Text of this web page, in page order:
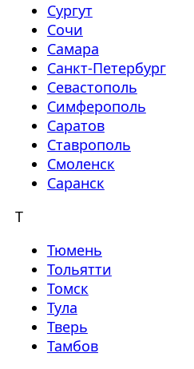
Сургут
Сочи
Самара
Санкт-Петербург
Севастополь
Симферополь
Саратов
Ставрополь
Смоленск
Саранск
Т
Тюмень
Тольятти
Томск
Тула
Тверь
Тамбов